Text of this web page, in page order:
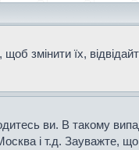
змінити їх,
ви. В такому
і т.д. Зауважте,